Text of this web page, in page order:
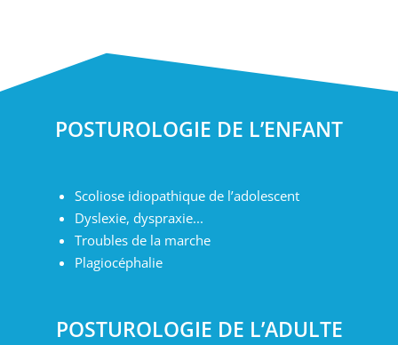
POSTUROLOGIE DE L’ENFANT
Scoliose idiopathique de l’adolescent
Dyslexie, dyspraxie...
Troubles de la marche
Plagiocéphalie
POSTUROLOGIE DE L’ADULTE